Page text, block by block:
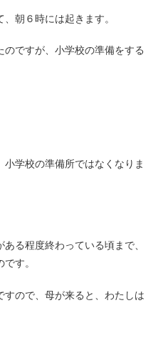
朝６時には起きます。
ですが、小学校の準備をする
学校の準備所ではなくなりま
る程度終わっている頃まで、
す。
すので、母が来ると、わたしは